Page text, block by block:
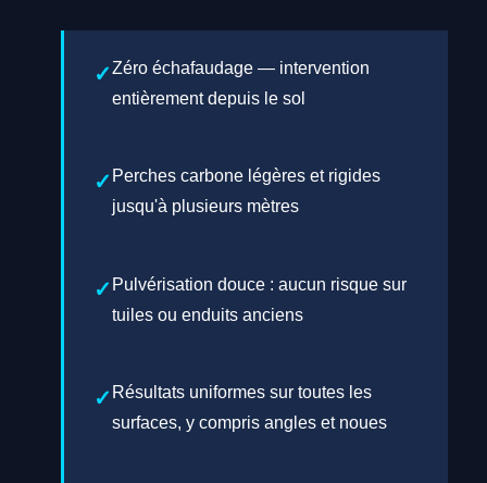
Zéro échafaudage — intervention
entièrement depuis le sol
Perches carbone légères et rigides
jusqu'à plusieurs mètres
Pulvérisation douce : aucun risque sur
tuiles ou enduits anciens
Résultats uniformes sur toutes les
surfaces, y compris angles et noues